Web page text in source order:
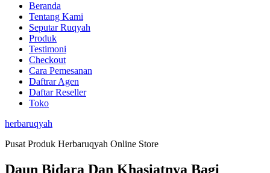
Beranda
Tentang Kami
Seputar Ruqyah
Produk
Testimoni
Checkout
Cara Pemesanan
Daftrar Agen
Daftar Reseller
Toko
herbaruqyah
Pusat Produk Herbaruqyah Online Store
Daun Bidara Dan Khasiatnya Bagi